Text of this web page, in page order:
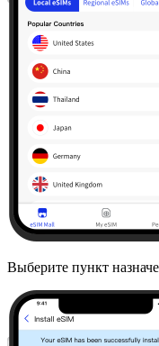
Выберите пункт